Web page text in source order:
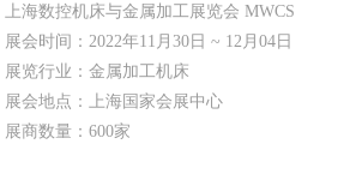
上海数控机床与金属加工展览会 MWCS
展会时间：2022年11月30日 ~ 12月04日
展览行业：金属加工机床
展会地点：上海国家会展中心
展商数量：600家